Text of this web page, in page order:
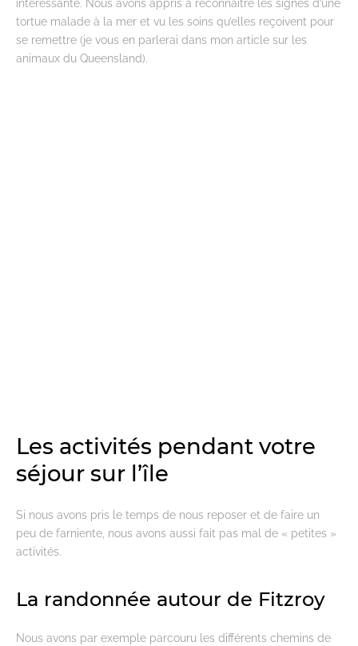
intéressante. Nous avons appris à reconnaître les signes d’une
tortue malade à la mer et vu les soins qu’elles reçoivent pour
se remettre (je vous en parlerai dans mon article sur les
animaux du Queensland).
Les activités pendant votre
séjour sur l’île
Si nous avons pris le temps de nous reposer et de faire un
peu de farniente, nous avons aussi fait pas mal de « petites »
activités.
La randonnée autour de Fitzroy
Nous avons par exemple parcouru les différents chemins de